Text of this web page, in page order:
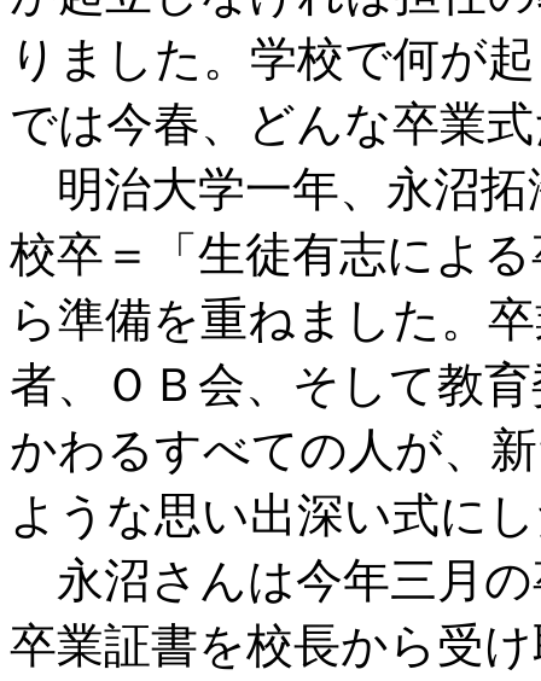
りました。学校で何が
では今春、どんな卒業
明治大学一年、永沼拓
校卒＝「生徒有志によ
ら準備を重ねました。
者、ＯＢ会、そして教
かわるすべての人が、
ような思い出深い式に
永沼さんは今年三月
卒業証書を校長から受